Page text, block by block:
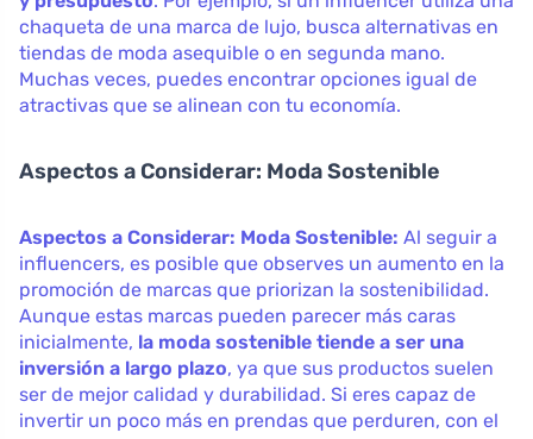
chaqueta de una marca de lujo, busca alternativas en
tiendas de moda asequible o en segunda mano.
Muchas veces, puedes encontrar opciones igual de
atractivas que se alinean con tu economía.
Aspectos a Considerar: Moda Sostenible
Aspectos a Considerar: Moda Sostenible: Al seguir a
influencers, es posible que observes un aumento en la
promoción de marcas que priorizan la sostenibilidad.
Aunque estas marcas pueden parecer más caras
inicialmente, la moda sostenible tiende a ser una
inversión a largo plazo, ya que sus productos suelen
ser de mejor calidad y durabilidad. Si eres capaz de
invertir un poco más en prendas que perduren, con el